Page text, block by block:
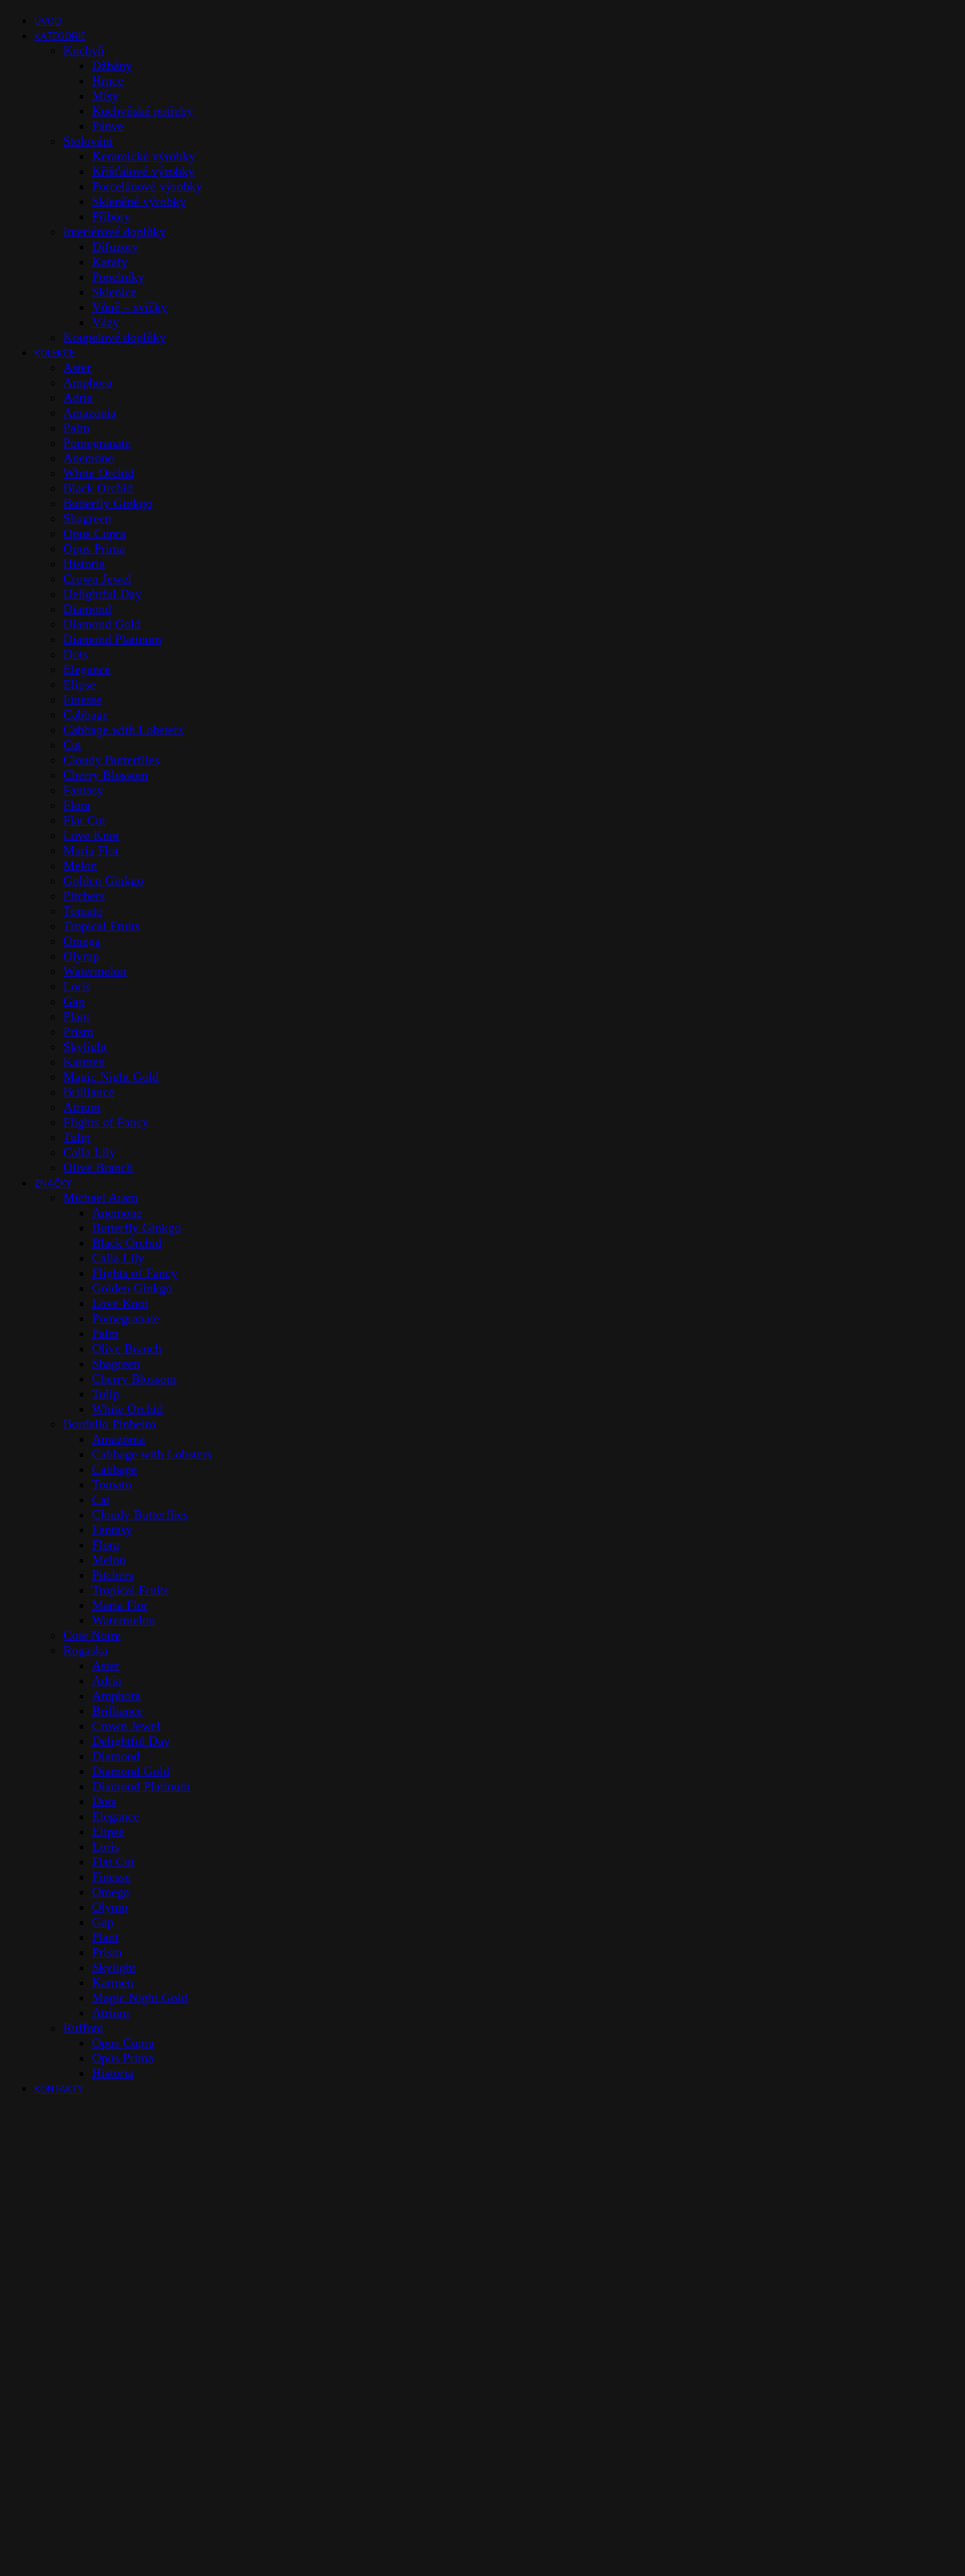
ÚVOD
KATEGORIE
Kuchyň
Džbány
Hrnce
Mísy
Kuchyňské potřeby
Pánve
Stolováni
Keramické výrobky
Křišťálové výrobky
Porcelánové výrobky
Skleněné výrobky
Příbory
Interiérové doplňky
Difuzory
Karafy
Popelníky
Sklenice
Vůně – svíčky
Vázy
Koupelové doplňky
KOLEKCE
Aster
Amphora
Adria
Amazōnia
Palm
Pomegranate
Anemone
White Orchid
Black Orchid
Butterfly Ginkgo
Shagreen
Opus Cupra
Opus Prima
Historia
Crown Jewel
Delightful Day
Diamond
Diamond Gold
Diamond Platinum
Dots
Elegance
Elipse
Finesse
Cabbage
Cabbage with Lobsters
Cat
Cloudy Butterflies
Cherry Blossom
Fantasy
Flora
Flat Cut
Love Knot
Maria Flor
Melon
Golden Ginkgo
Pitchers
Tomato
Tropical Fruits
Omega
Olymp
Watermelon
Loris
Gap
Plant
Prism
Skylight
Karmen
Magic Night Gold
Brilliance
Atrium
Flights of Fancy
Tulip
Calla Lily
Olive Branch
ZNAČKY
Michael Aram
Anemone
Butterfly Ginkgo
Black Orchid
Calla Lily
Flights of Fancy
Golden Ginkgo
Love Knot
Pomegranate
Palm
Olive Branch
Shagreen
Cherry Blossom
Tulip
White Orchid
Bordallo Pinheiro
Amazōnia
Cabbage with Lobsters
Cabbage
Tomato
Cat
Cloudy Butterflies
Fantasy
Flora
Melon
Pitchers
Tropical Fruits
Maria Flor
Watermelon
Cote Noire
Rogaska
Aster
Adria
Amphora
Brilliance
Crown Jewel
Delightful Day
Diamond
Diamond Gold
Diamond Platinum
Dots
Elegance
Elipse
Loris
Flat Cut
Finesse
Omega
Olymp
Gap
Plant
Prism
Skylight
Karmen
Magic Night Gold
Atrium
Ruffoni
Opus Cupra
Opus Prima
Historia
KONTAKTY